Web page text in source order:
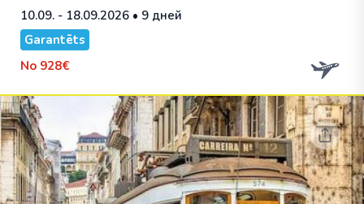
10.09. - 18.09.2026 • 9 дней
Garantēts
No 928€